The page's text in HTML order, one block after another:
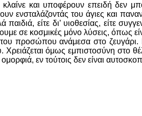
κλαίνε και υποφέρουν επειδή
ενσταλάζοντάς του άγιες και
είτε δι’ υιοθεσίας, είτε
σε κοσμικές μόνο λύσεις, όπως
προσώπου ανάμεσα στο
Χρειάζεται όμως εμπιστοσύνη στο
ομορφιά, εν τούτοις δεν είναι